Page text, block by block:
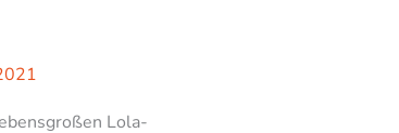
Lola-